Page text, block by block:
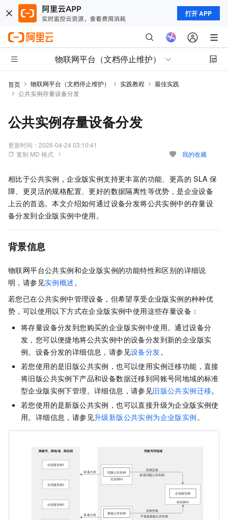
打开 APP
物联网平台（文档停止维护）
首页 物联网平台（文档停止维护） 实践教程
最佳实践
公共实例存量设备分发
公共实例存量设备分发
更新时间： 2026-04-24 03:10:41
复制 MD 格式
我的收藏
相比于公共实例，企业版实例支持更丰富的功能、更高的 SLA 保
障、更灵活的规格配置、更好的数据隔离性等优势，是企业设备
上云的首选。本文介绍如何通过设备分发将公共实例中的存量设
备分发到企业版实例中使用。
背景信息
物联网平台公共实例和企业版实例的功能特性和区别的详细说
明，请参见实例概述。
若您已在公共实例中管理设备，但希望享受企业版实例的种种优
势，可以使用以下方式在企业版实例中使用这些存量设备：
将存量设备分发到您购买的企业版实例中使用。通过设备分
发，您可以便捷地将公共实例中的设备分发到新的企业版实
例。设备分发的详细信息，请参见设备分发。
若您使用的是旧版公共实例，也可以使用实例迁移功能，直接
将旧版公共实例下产品和设备数据迁移到同账号同地域的标准
型企业版实例下管理。详细信息，请参见旧版公共实例迁移。
若您使用的是新版公共实例，也可以直接升级为企业版实例使
用。详细信息，请参见升级新版公共实例为企业版实例。